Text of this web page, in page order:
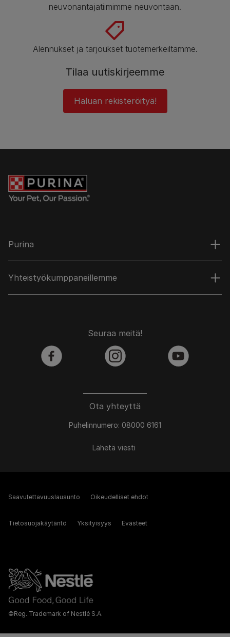
neuvonantajatiimimme neuvontaan.
Alennukset ja tarjoukset tuotemerkeiltämme.
Tilaa uutiskirjeemme
Haluan rekisteröityä!
Purina
Yhteistyökumppaneillemme
Ota yhteyttä
Puhelinnumero: 08000 6161
Lähetä viesti
Seuraa meitä!
facebook instagram youtube
©Reg. Trademark of Nestlé S.A.
Saavutettavuuslausunto Oikeudelliset ehdot
Tietosuojakäytäntö Yksityisyys Evästeet